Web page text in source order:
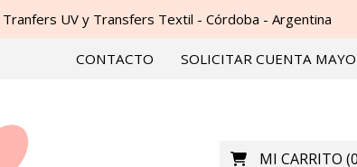
UV y Transfers Textil - Córdoba - Argentina
CONTACTO SOLICITAR CUENTA
MI CARRITO (0